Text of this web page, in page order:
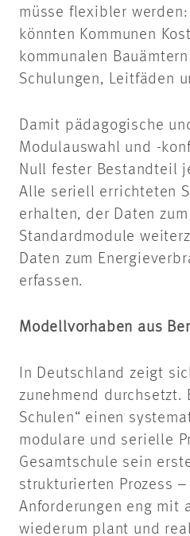
müsse flexibler
könnten Kommunen
kommunalen
Schulungen, Leitfäden
Damit pädagogische
Modulauswahl und -
Null fester Bestandteil
Alle seriell errichteten
erhalten, der Daten
Standardmodule
Daten zum
erfassen.
Modellvorhaben aus
In Deutschland zeigt
zunehmend durchsetzt.
Schulen“ einen
modulare und serielle
Gesamtschule sein
strukturierten Prozess
Anforderungen eng mit
wiederum plant und